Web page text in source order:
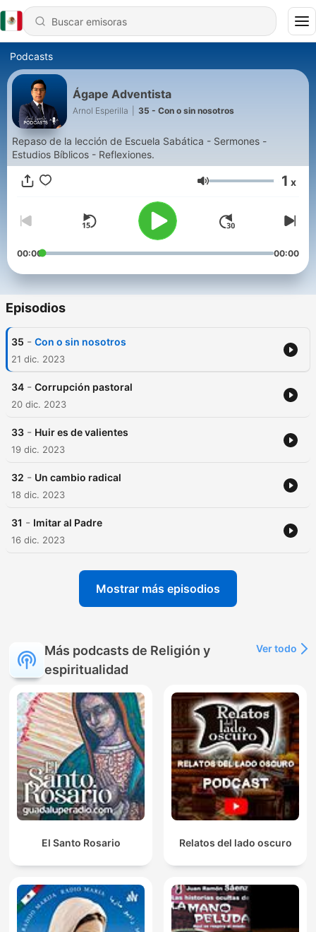
Podcasts
Ágape Adventista
Arnol Esperilla 35 - Con o sin nosotros
Repaso de la lección de Escuela Sabática - Sermones -
Estudios Bíblicos - Reflexiones.
Volumen 1 x
00:00 00:00
Episodios
35 - Con o sin nosotros
21 dic. 2023
34 - Corrupción pastoral
20 dic. 2023
33 - Huir es de valientes
19 dic. 2023
32 - Un cambio radical
18 dic. 2023
31 - Imitar al Padre
16 dic. 2023
Mostrar más episodios
Más podcasts de Religión y
espiritualidad
Ver todo
El Santo Rosario Relatos del lado oscuro